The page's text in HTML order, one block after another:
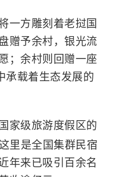
一方雕刻着老挝国
赠予余村，银光流
；余村则回赠一座
承载着生态发展的
家级旅游度假区的
里是全国集群民宿
年来已吸引百余名